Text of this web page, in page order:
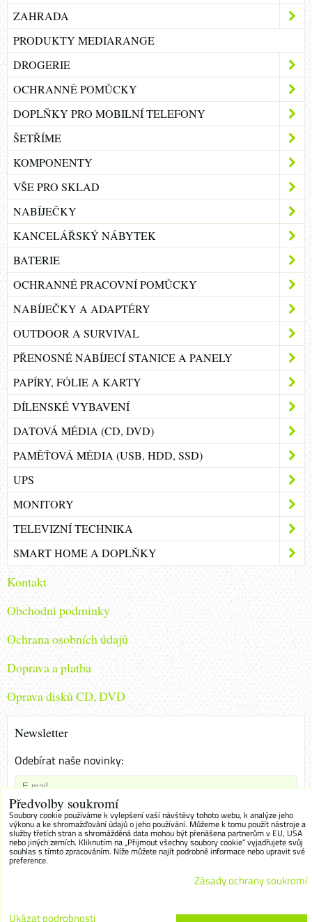
ZAHRADA
PRODUKTY MEDIARANGE
DROGERIE
OCHRANNÉ POMŮCKY
DOPLŇKY PRO MOBILNÍ TELEFONY
ŠETŘÍME
KOMPONENTY
VŠE PRO SKLAD
NABÍJEČKY
KANCELÁŘSKÝ NÁBYTEK
BATERIE
OCHRANNÉ PRACOVNÍ POMŮCKY
NABÍJEČKY A ADAPTÉRY
OUTDOOR A SURVIVAL
PŘENOSNÉ NABÍJECÍ STANICE A PANELY
PAPÍRY, FÓLIE A KARTY
DÍLENSKÉ VYBAVENÍ
DATOVÁ MÉDIA (CD, DVD)
PAMĚŤOVÁ MÉDIA (USB, HDD, SSD)
UPS
MONITORY
TELEVIZNÍ TECHNIKA
SMART HOME A DOPLŇKY
Kontakt
Obchodni podminky
Ochrana osobních údajů
Doprava a platba
Oprava disků CD, DVD
Newsletter
Odebírat naše novinky:
Chci se přihlásit k odběru novinek e-mailem
Odebírat
Předvolby soukromí
Soubory cookie používáme k vylepšení vaší návštěvy tohoto webu, k analýze jeho
výkonu a ke shromažďování údajů o jeho používání. Můžeme k tomu použít nástroje a
služby třetích stran a shromážděná data mohou být přenášena partnerům v EU, USA
nebo jiných zemích. Kliknutím na „Přijmout všechny soubory cookie“ vyjadřujete svůj
souhlas s tímto zpracováním. Níže můžete najít podrobné informace nebo upravit své
preference.
Zásady ochrany soukromí
Ukázat podrobnosti